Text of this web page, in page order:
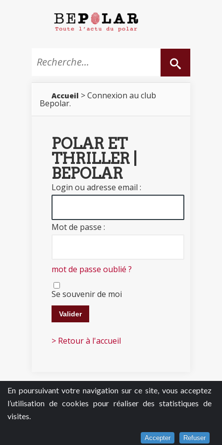
En poursuivant votre navigation sur ce site, vous acceptez
l’utilisation de cookies pour réaliser des statistiques de
visites.
Accepter Refuser
Accueil > Connexion au club
Bepolar.
POLAR ET
THRILLER |
BEPOLAR
Login ou adresse email :
Mot de passe :
mot de passe oublié ?
Se souvenir de moi
> Retour à l'accueil